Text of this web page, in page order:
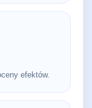
efektów.